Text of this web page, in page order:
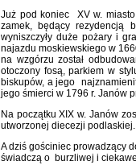
Już pod koniec XV w. miasto
zamek, będący rezydencją
wyniszczyły duże pożary i
najazdu moskiewskiego w
na wzgórzu został
otoczony fosą, parkiem w
biskupów, a jego
jego śmierci w 1796 r. Janów
Na początku XIX w. Janów
utworzonej diecezji
A dziś gościniec prowadzący
świadczą o burzliwej i